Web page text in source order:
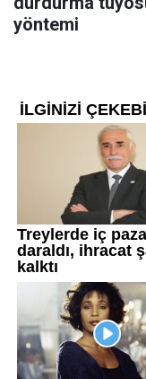
yöntemi